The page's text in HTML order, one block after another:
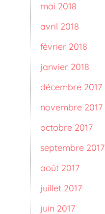
mai 2018
avril 2018
février 2018
janvier 2018
décembre 2017
novembre 2017
octobre 2017
septembre 2017
août 2017
juillet 2017
juin 2017